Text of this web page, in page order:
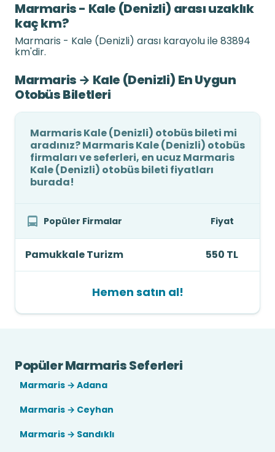
Marmaris - Kale (Denizli) arası uzaklık
kaç km?
Marmaris - Kale (Denizli) arası karayolu ile 83894
km'dir.
Marmaris → Kale (Denizli) En Uygun
Otobüs Biletleri
Marmaris Kale (Denizli) otobüs bileti mi
aradınız? Marmaris Kale (Denizli) otobüs
firmaları ve seferleri, en ucuz Marmaris
Kale (Denizli) otobüs bileti fiyatları
burada!
Popüler Firmalar Fiyat
Pamukkale Turizm 550 TL
Hemen satın al!
Popüler Marmaris Seferleri
Marmaris → Adana
Marmaris → Ceyhan
Marmaris → Sandıklı